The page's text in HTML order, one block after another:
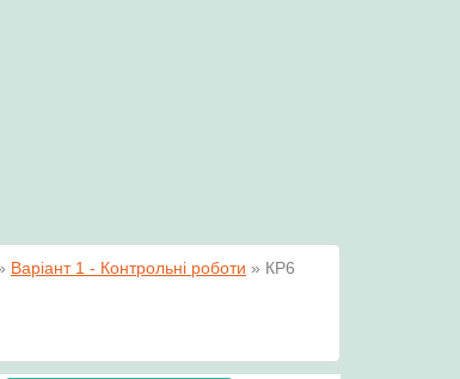
Варіант 1 - Контрольні роботи » КР6